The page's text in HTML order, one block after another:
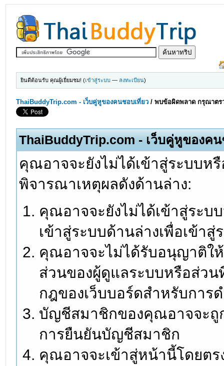
ยินดีต้อนรับ คุณผู้เยี่ยมชม! (เข้าสู่ระบบ — ลงทะเบียน)
ThaiBuddyTrip.com - เว็บคู่หูของคนชอบเที่ยว /พบข้อผิดพลาด กรุณาตร
ThaiBuddyTrip.com - เว็บคู่หูของค
คุณอาจจะยังไม่ได้เข้าสู่ระบบ
พิจารณาเหตุผลดังด้านล่าง:
คุณอาจจะยังไม่ได้เข้าสู่ระบ
เข้าสู่ระบบด้านล่างเพื่อเข้า
คุณอาจจะไม่ได้รับอนุญาติใ
ส่วนของผู้ดูแลระบบหรือส่ว
กฎของเว็บบอร์ดสำหรับการ
บัญชีสมาชิกของคุณอาจจะถู
การยืนยันบัญชีสมาชิก
คุณอาจจะเข้าสู่หน้านี้โดยต